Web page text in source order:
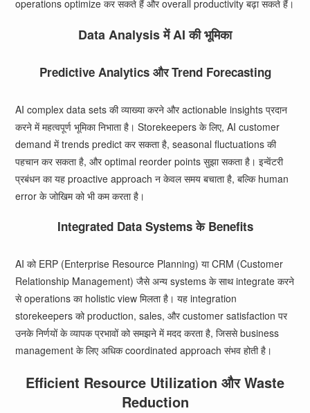
operations optimize कर सकते हैं और overall productivity बढ़ा सकते हैं।
Data Analysis में AI की भूमिका
Predictive Analytics और Trend Forecasting
AI complex data sets की व्याख्या करने और actionable insights प्रदान
करने में महत्वपूर्ण भूमिका निभाता है। Storekeepers के लिए, AI customer
demand में trends predict कर सकता है, seasonal fluctuations की
पहचान कर सकता है, और optimal reorder points सुझा सकता है। इन्वेंटरी
प्रबंधन का यह proactive approach न केवल समय बचाता है, बल्कि human
error के जोखिम को भी कम करता है।
Integrated Data Systems के Benefits
AI को ERP (Enterprise Resource Planning) या CRM (Customer
Relationship Management) जैसे अन्य systems के साथ integrate करने
से operations का holistic view मिलता है। यह integration
storekeepers को production, sales, और customer satisfaction पर
उनके निर्णयों के व्यापक प्रभावों को समझने में मदद करता है, जिससे business
management के लिए अधिक coordinated approach संभव होती है।
Efficient Resource Utilization और Waste
Reduction